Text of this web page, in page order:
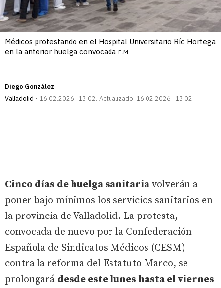
Médicos protestando en el Hospital Universitario Río Hortega
en la anterior huelga convocada E.M.
Diego González
Valladolid
16.02.2026 | 13:02 Actualizado: 16.02.2026 | 13:02
Cinco días de huelga sanitaria volverán a
poner bajo mínimos los servicios sanitarios en
la provincia de Valladolid. La protesta,
convocada de nuevo por la Confederación
Española de Sindicatos Médicos (CESM)
contra la reforma del Estatuto Marco, se
prolongará desde este lunes hasta el viernes